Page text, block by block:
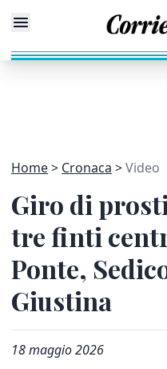
Home Cronaca Video
Giro di
tre finti
Ponte,
Giustina
18 maggio 2026